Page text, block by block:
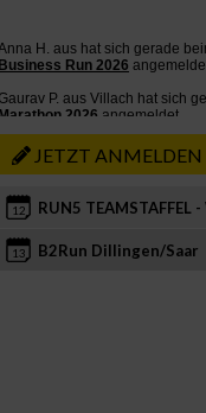
JETZT ANMELDEN
12 RUN5 TEAMSTAFFEL
13 B2Run Dillingen/Saar